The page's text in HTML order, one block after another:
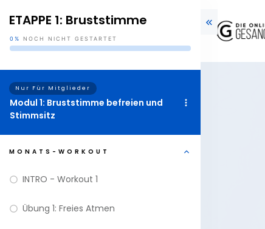
ETAPPE 1: Bruststimme
0% NOCH NICHT GESTARTET
Nur Für Mitglieder
Modul 1: Bruststimme befreien und
Stimmsitz
MONATS-WORKOUT
INTRO - Workout 1
Übung 1: Freies Atmen